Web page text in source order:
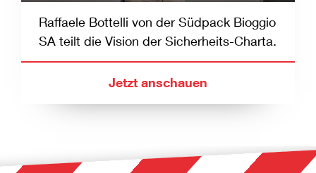
Raffaele Bottelli von der Südpack Bioggio
SA teilt die Vision der Sicherheits-Charta.
Jetzt anschauen